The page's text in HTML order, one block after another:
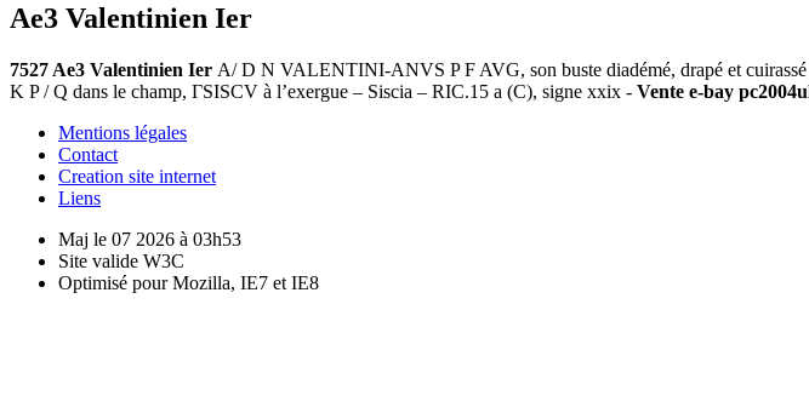
Ae3 Valentinien Ier
7527 Ae3 Valentinien Ier A/ D N VALENTINI-ANVS P F AVG, son buste diadémé, drapé et
K P / Q dans le champ, ΓSISCV à l’exergue – Siscia – RIC.15 a (C), signe xxix - Vente e-bay
Mentions légales
Contact
Creation site internet
Liens
Maj le 07 2026 à 03h53
Site valide W3C
Optimisé pour Mozilla, IE7 et IE8